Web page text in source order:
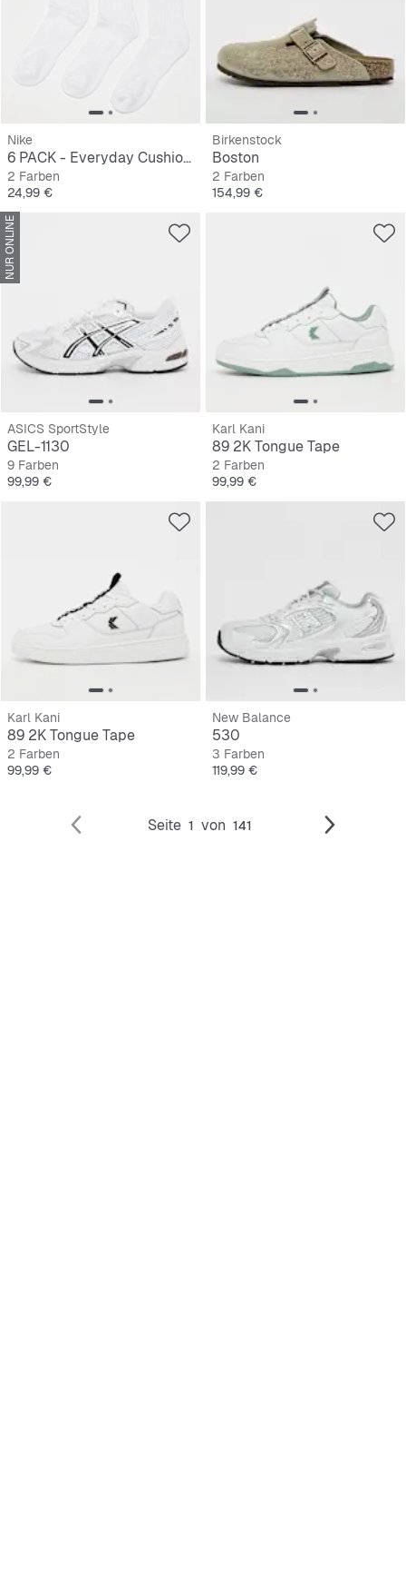
Nike
6 PACK - Everyday Cushioned Training Crew Socks
2 Farben
Preis
24,99 €
Birkenstock
Boston
2 Farben
Preis
154,99 €
NUR ONLINE
ASICS SportStyle
GEL-1130
9 Farben
Preis
99,99 €
Karl Kani
89 2K Tongue Tape
2 Farben
Preis
99,99 €
Karl Kani
89 2K Tongue Tape
2 Farben
Preis
99,99 €
New Balance
530
3 Farben
Preis
119,99 €
Seite 1 von 141